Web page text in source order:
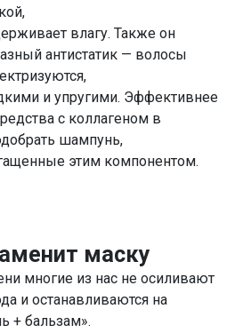
влагу. Также он
антистатик — волосы
и упругими. Эффективнее
с коллагеном в
шампунь,
этим компонентом.
маску
многие из нас не осиливают
и останавливаются на
+ бальзам».